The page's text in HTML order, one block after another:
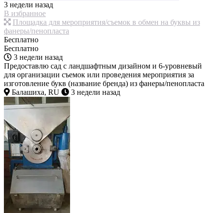
3 недели назад
В избранное
Площадка для мероприятия/съемок в обмен на буквы из
фанеры/пенопласта
Бесплатно
Бесплатно
3 недели назад
Предоставлю сад с ландшафтным дизайном и 6-уровневый
для организации съемок или проведения мероприятия за
изготовление букв (название бренда) из фанеры/пенопласта
Балашиха, RU
3 недели назад